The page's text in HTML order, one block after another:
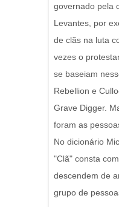
governado pela
Levantes, por
de clãs na luta
vezes o
se baseiam
Rebellion e
Grave Digger.
foram as
No dicionário
"Clã" consta
descendem de
grupo de